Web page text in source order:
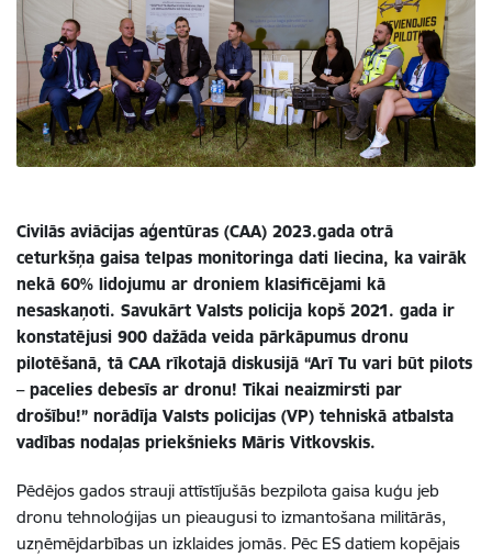
Civilās aviācijas aģentūras (CAA) 2023.gada otrā
ceturkšņa gaisa telpas monitoringa dati liecina, ka vairāk
nekā 60% lidojumu ar droniem klasificējami kā
nesaskaņoti. Savukārt Valsts policija kopš 2021. gada ir
konstatējusi 900 dažāda veida pārkāpumus dronu
pilotēšanā, tā CAA rīkotajā diskusijā “Arī Tu vari būt pilots
– pacelies debesīs ar dronu! Tikai neaizmirsti par
drošību!” norādīja Valsts policijas (VP) tehniskā atbalsta
vadības nodaļas priekšnieks Māris Vitkovskis.
Pēdējos gados strauji attīstījušās bezpilota gaisa kuģu jeb
dronu tehnoloģijas un pieaugusi to izmantošana militārās,
uzņēmējdarbības un izklaides jomās. Pēc ES datiem kopējais